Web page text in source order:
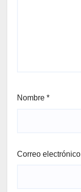
Nombre *
Correo electrónico